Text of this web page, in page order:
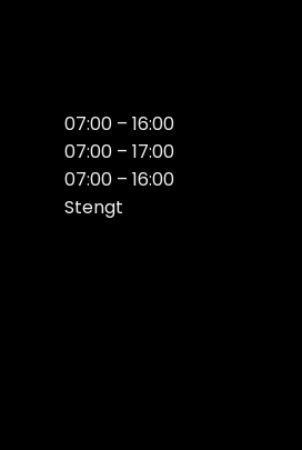
07:00 – 16:00
07:00 – 17:00
07:00 – 16:00
Stengt